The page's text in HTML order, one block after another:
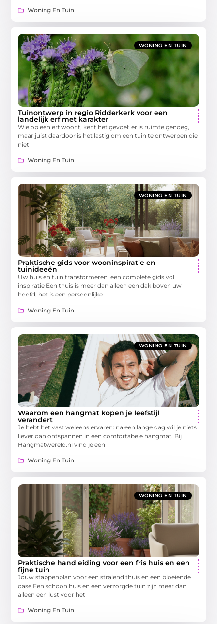
Woning En Tuin
WONING EN TUIN
Tuinontwerp in regio Ridderkerk voor een
landelijk erf met karakter
Wie op een erf woont, kent het gevoel: er is ruimte genoeg,
maar juist daardoor is het lastig om een tuin te ontwerpen die
niet
Woning En Tuin
WONING EN TUIN
Praktische gids voor wooninspiratie en
tuinideeën
Uw huis en tuin transformeren: een complete gids vol
inspiratie Een thuis is meer dan alleen een dak boven uw
hoofd; het is een persoonlijke
Woning En Tuin
WONING EN TUIN
Waarom een hangmat kopen je leefstijl
verandert
Je hebt het vast weleens ervaren: na een lange dag wil je niets
liever dan ontspannen in een comfortabele hangmat. Bij
Hangmatwereld.nl vind je een
Woning En Tuin
WONING EN TUIN
Praktische handleiding voor een fris huis en een
fijne tuin
Jouw stappenplan voor een stralend thuis en een bloeiende
oase Een schoon huis en een verzorgde tuin zijn meer dan
alleen een lust voor het
Woning En Tuin